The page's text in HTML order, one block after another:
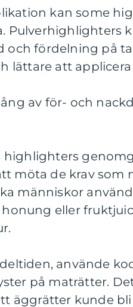
kan some
Pulverhighlighters
och fördelning på
lättare att
av för- och
highlighters
möta de krav som
människor
eller
använde
på maträtter.
äggrätter kunde